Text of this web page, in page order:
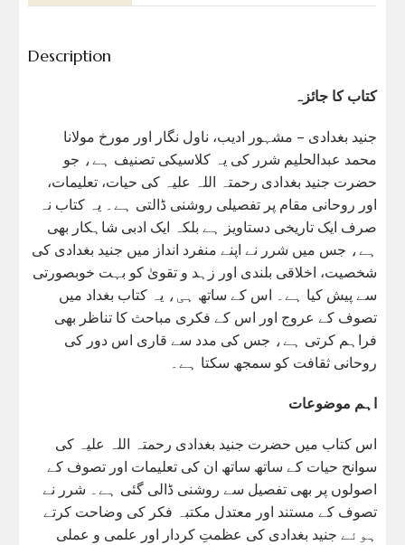
Description
کتاب کا جائزہ
جنید بغدادی – مشہور ادیب، ناول نگار اور مورخ مولانا
محمد عبدالحلیم شرر کی یہ کلاسیکی تصنیف ہے، جو
حضرت جنید بغدادی رحمتہ اللہ علیہ کی حیات، تعلیمات،
اور روحانی مقام پر تفصیلی روشنی ڈالتی ہے۔ یہ کتاب نہ
صرف ایک تاریخی دستاویز ہے بلکہ ایک ادبی شاہکار بھی
ہے، جس میں شرر نے اپنے منفرد انداز میں جنید بغدادی کی
شخصیت، اخلاقی بلندی اور زہد و تقویٰ کو بہت خوبصورتی
سے پیش کیا ہے۔ اس کے ساتھ ہی، یہ کتاب بغداد میں
تصوف کے عروج اور اس کے فکری مباحث کا تناظر بھی
فراہم کرتی ہے، جس کی مدد سے قاری اس دور کی
روحانی ثقافت کو سمجھ سکتا ہے۔
اہم موضوعات
اس کتاب میں حضرت جنید بغدادی رحمتہ اللہ علیہ کی
سوانح حیات کے ساتھ ساتھ ان کی تعلیمات اور تصوف کے
اصولوں پر بھی تفصیل سے روشنی ڈالی گئی ہے۔ شرر نے
تصوف کے مستند اور معتدل مکتبہ فکر کی وضاحت کرتے
ہوئے جنید بغدادی کی عظمتِ کردار اور علمی و عملی